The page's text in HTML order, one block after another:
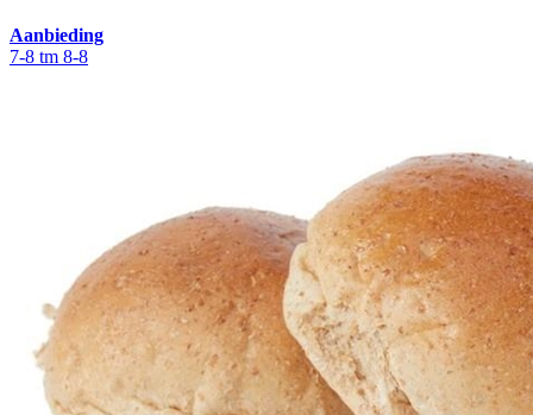
Aanbieding
7-8 tm 8-8